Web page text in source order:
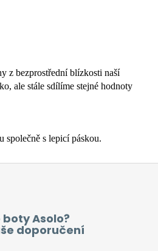
z bezprostřední blízkosti naší
ale stále sdílíme stejné hodnoty
společně s lepicí páskou.
Asolo?
doporučení